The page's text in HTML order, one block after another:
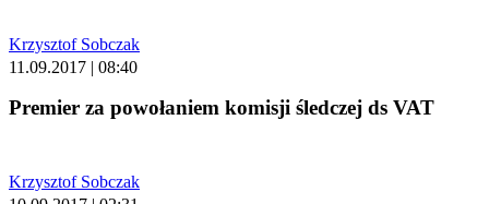
Krzysztof Sobczak
11.09.2017 | 08:40
Premier za powołaniem komisji śledczej ds VAT
Krzysztof Sobczak